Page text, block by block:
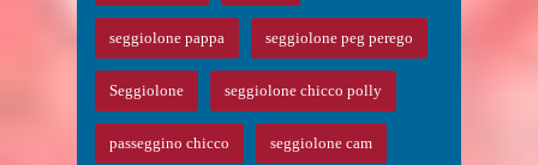
seggiolone pappa seggiolone peg perego
Seggiolone seggiolone chicco polly
passeggino chicco seggiolone cam